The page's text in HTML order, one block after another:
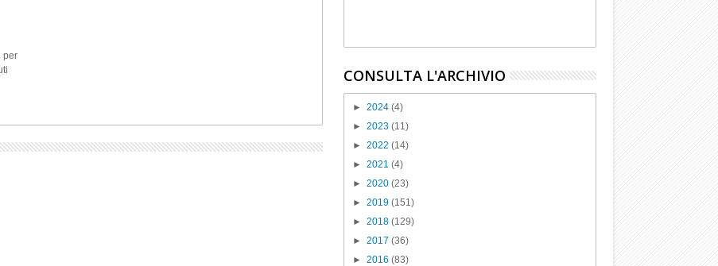
per
CONSULTA L'ARCHIVIO
► 2024 (4)
► 2023 (11)
► 2022 (14)
► 2021 (4)
► 2020 (23)
► 2019 (151)
► 2018 (129)
► 2017 (36)
► 2016 (83)